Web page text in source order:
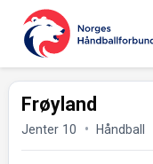
Frøyland
Jenter 10 Håndball